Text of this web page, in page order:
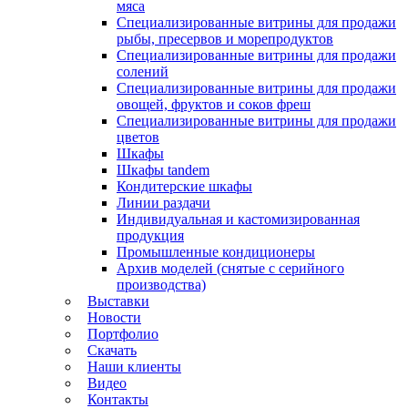
мяса
Специализированные витрины для продажи
рыбы, пресервов и морепродуктов
Специализированные витрины для продажи
солений
Специализированные витрины для продажи
овощей, фруктов и соков фреш
Специализированные витрины для продажи
цветов
Шкафы
Шкафы tandem
Кондитерские шкафы
Линии раздачи
Индивидуальная и кастомизированная
продукция
Промышленные кондиционеры
Архив моделей (снятые с серийного
производства)
Выставки
Новости
Портфолио
Скачать
Наши клиенты
Видео
Контакты